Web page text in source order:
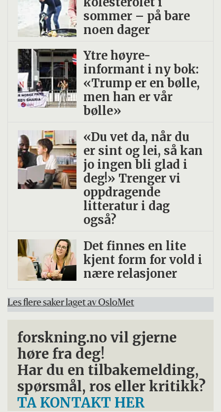
sommer – på bare
noen dager
Ytre høyre-
informant i ny bok:
«Trump er en bølle,
men han er vår
bølle»
«Du vet da, når du
er sint og lei, så kan
jo ingen bli glad i
deg!» Trenger vi
oppdragende
litteratur i dag
også?
Det finnes en lite
kjent form for vold i
nære relasjoner
Les flere saker laget av OsloMet
forskning.no vil gjerne
høre fra deg!
Har du en tilbakemelding,
spørsmål, ros eller kritikk?
TA KONTAKT HER